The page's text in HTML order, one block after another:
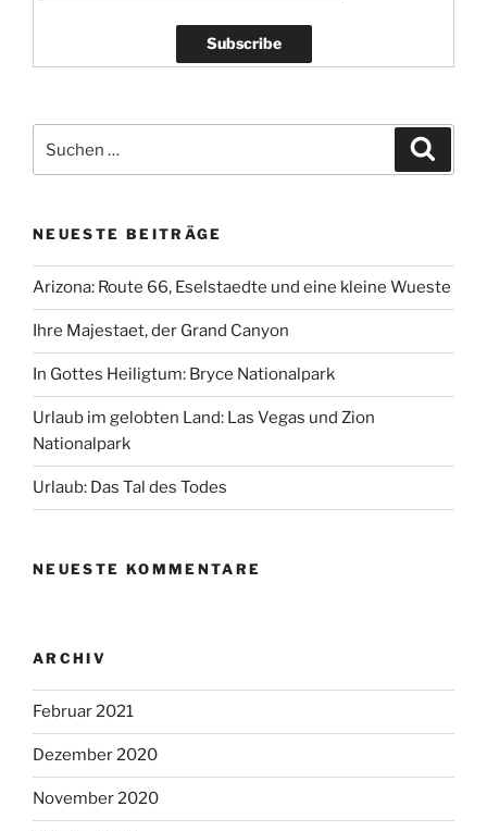
nach:
NEUESTE BEITRÄGE
Arizona: Route 66, Eselstaedte und eine kleine Wueste
Ihre Majestaet, der Grand Canyon
In Gottes Heiligtum: Bryce Nationalpark
Urlaub im gelobten Land: Las Vegas und Zion
Nationalpark
Urlaub: Das Tal des Todes
NEUESTE KOMMENTARE
ARCHIV
Februar 2021
Dezember 2020
November 2020